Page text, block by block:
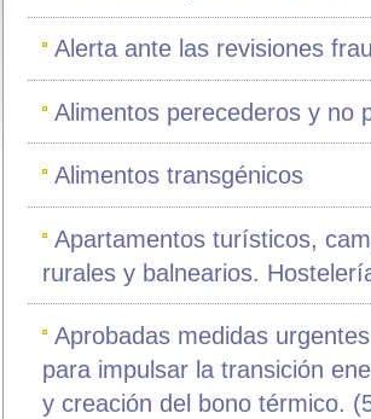
Alerta ante las revisiones
Alimentos perecederos y no
Alimentos transgénicos
Apartamentos turísticos,
rurales y balnearios.
Aprobadas medidas
para impulsar la transición
y creación del bono térmico.